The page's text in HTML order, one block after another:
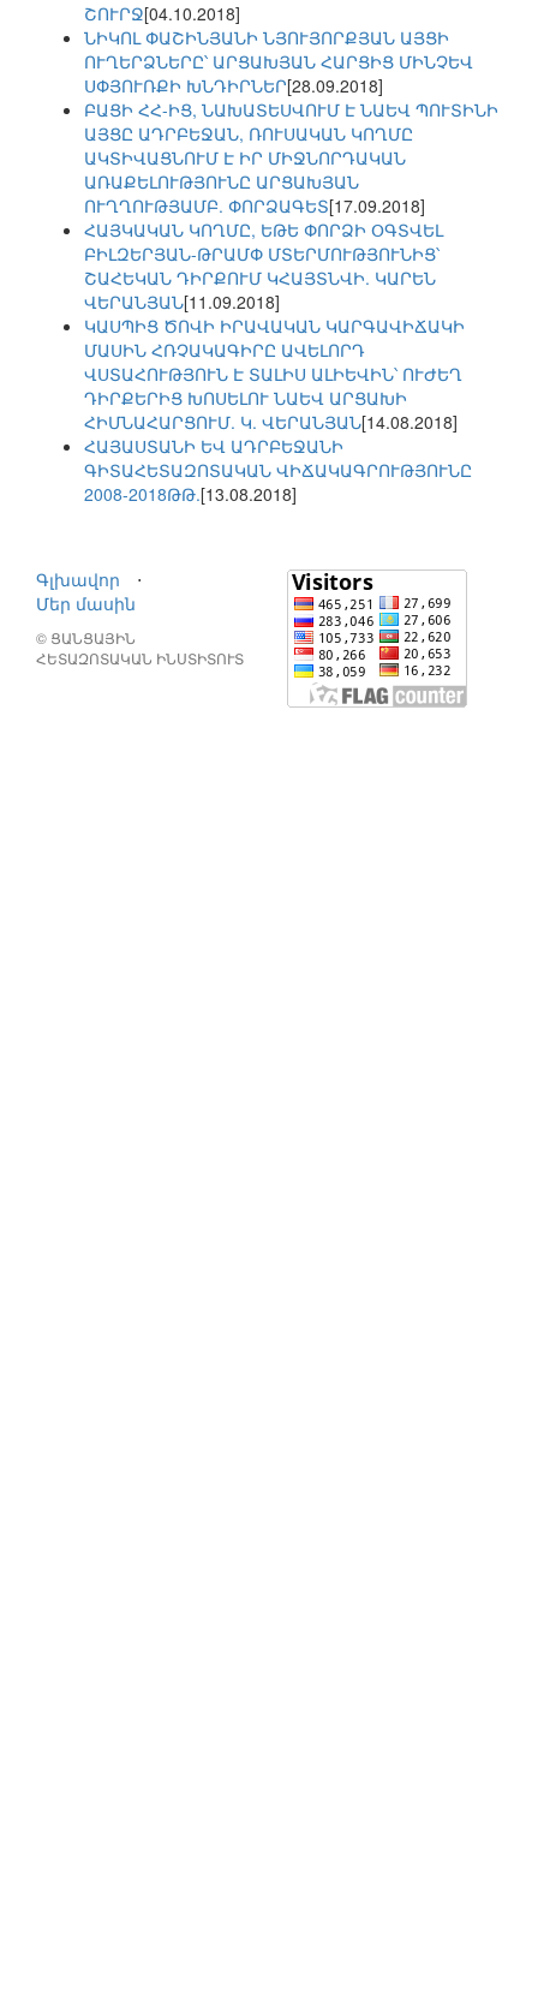
ՇՈՒՐՋ[04.10.2018]
ՆԻԿՈԼ ՓԱՇԻՆՅԱՆԻ ՆՅՈՒՅՈՐՔՅԱՆ ԱՅՑԻ
ՈՒՂԵՐՁՆԵՐԸ՝ ԱՐՑԱԽՅԱՆ ՀԱՐՑԻՑ ՄԻՆՉԵՎ
ՍՓՅՈՒՌՔԻ ԽՆԴԻՐՆԵՐ[28.09.2018]
ԲԱՑԻ ՀՀ-ԻՑ, ՆԱԽԱՏԵՍՎՈՒՄ Է ՆԱԵՎ ՊՈՒՏԻՆԻ
ԱՅՑԸ ԱԴՐԲԵՋԱՆ, ՌՈՒՍԱԿԱՆ ԿՈՂՄԸ
ԱԿՏԻՎԱՑՆՈՒՄ Է ԻՐ ՄԻՋՆՈՐԴԱԿԱՆ
ԱՌԱՔԵԼՈՒԹՅՈՒՆԸ ԱՐՑԱԽՅԱՆ
ՈՒՂՂՈՒԹՅԱՄԲ. ՓՈՐՁԱԳԵՏ[17.09.2018]
ՀԱՅԿԱԿԱՆ ԿՈՂՄԸ, ԵԹԵ ՓՈՐՁԻ ՕԳՏՎԵԼ
ԲԻԼԶԵՐՅԱՆ-ԹՐԱՄՓ ՄՏԵՐՄՈՒԹՅՈՒՆԻՑ՝
ՇԱՀԵԿԱՆ ԴԻՐՔՈՒՄ ԿՀԱՅՏՆՎԻ. ԿԱՐԵՆ
ՎԵՐԱՆՅԱՆ[11.09.2018]
ԿԱՍՊԻՑ ԾՈՎԻ ԻՐԱՎԱԿԱՆ ԿԱՐԳԱՎԻՃԱԿԻ
ՄԱՍԻՆ ՀՌՉԱԿԱԳԻՐԸ ԱՎԵԼՈՐԴ
ՎՍՏԱՀՈՒԹՅՈՒՆ Է ՏԱԼԻՍ ԱԼԻԵՎԻՆ՝ ՈՒԺԵՂ
ԴԻՐՔԵՐԻՑ ԽՈՍԵԼՈՒ ՆԱԵՎ ԱՐՑԱԽԻ
ՀԻՄՆԱՀԱՐՑՈՒՄ. Կ. ՎԵՐԱՆՅԱՆ[14.08.2018]
ՀԱՅԱՍՏԱՆԻ ԵՎ ԱԴՐԲԵՋԱՆԻ
ԳԻՏԱՀԵՏԱԶՈՏԱԿԱՆ ՎԻՃԱԿԱԳՐՈՒԹՅՈՒՆԸ
2008-2018ԹԹ.[13.08.2018]
Գլխավոր
⋅
Մեր մասին
© ՑԱՆՑԱՅԻՆ
ՀԵՏԱԶՈՏԱԿԱՆ ԻՆՍՏԻՏՈՒՏ